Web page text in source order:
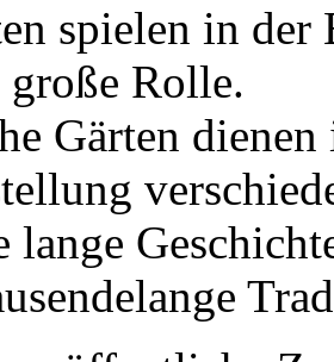
spielen in der
große Rolle.
Gärten
lange